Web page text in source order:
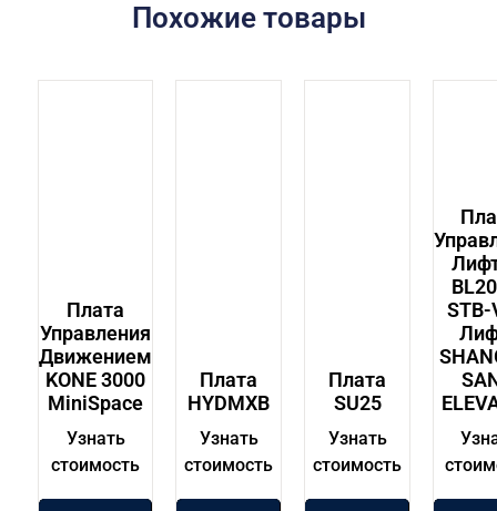
Похожие товары
Плата
Управления
Движением
KONE 3000
MiniSpace
Узнать
стоимость
Плата
HYDMXB
Узнать
стоимость
Плата
SU25
Узнать
стоимость
STB-